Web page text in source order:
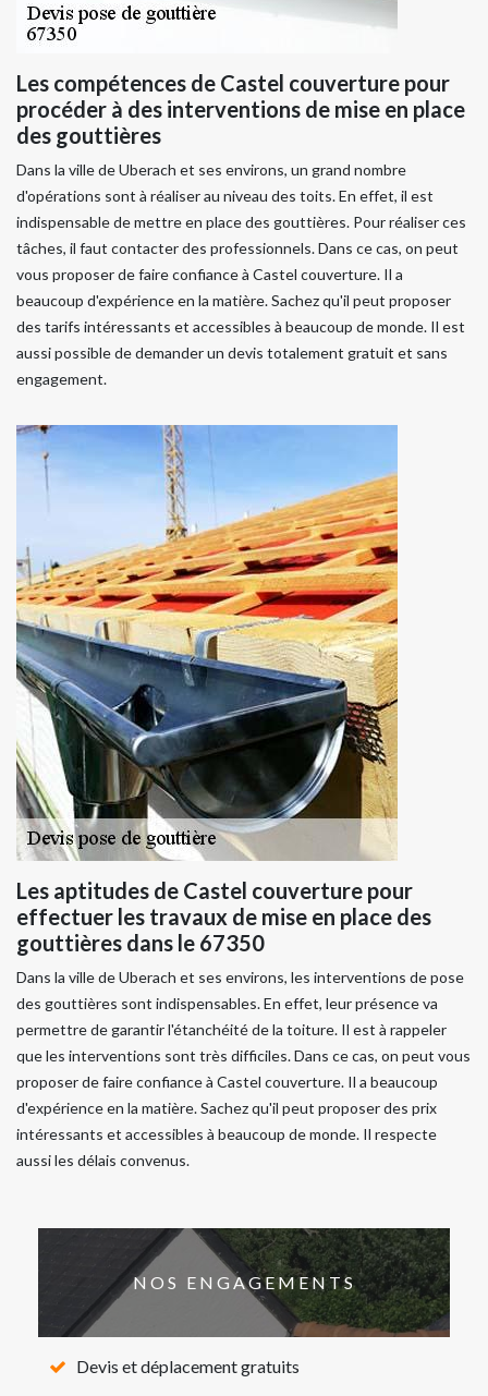
Les compétences de Castel couverture pour
procéder à des interventions de mise en place
des gouttières
Dans la ville de Uberach et ses environs, un grand nombre
d'opérations sont à réaliser au niveau des toits. En effet, il est
indispensable de mettre en place des gouttières. Pour réaliser ces
tâches, il faut contacter des professionnels. Dans ce cas, on peut
vous proposer de faire confiance à Castel couverture. Il a
beaucoup d'expérience en la matière. Sachez qu'il peut proposer
des tarifs intéressants et accessibles à beaucoup de monde. Il est
aussi possible de demander un devis totalement gratuit et sans
engagement.
Les aptitudes de Castel couverture pour
effectuer les travaux de mise en place des
gouttières dans le 67350
Dans la ville de Uberach et ses environs, les interventions de pose
des gouttières sont indispensables. En effet, leur présence va
permettre de garantir l'étanchéité de la toiture. Il est à rappeler
que les interventions sont très difficiles. Dans ce cas, on peut vous
proposer de faire confiance à Castel couverture. Il a beaucoup
d'expérience en la matière. Sachez qu'il peut proposer des prix
intéressants et accessibles à beaucoup de monde. Il respecte
aussi les délais convenus.
NOS ENGAGEMENTS
Devis et déplacement gratuits